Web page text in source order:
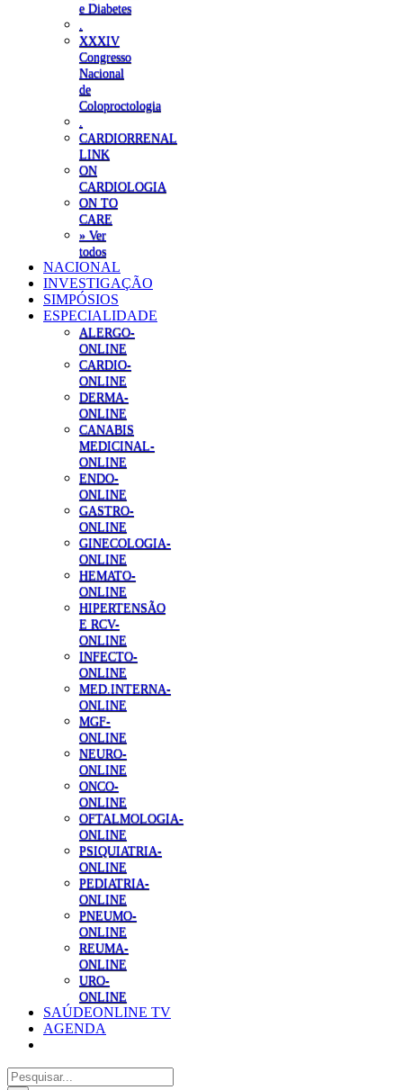
e Diabetes
XXXIV
Congresso
Nacional
de
Coloproctologia
CARDIORRENAL
LINK
ON
CARDIOLOGIA
ON TO
CARE
» Ver
todos
NACIONAL
INVESTIGAÇÃO
SIMPÓSIOS
ESPECIALIDADE
ALERGO-
ONLINE
CARDIO-
ONLINE
DERMA-
ONLINE
CANABIS
MEDICINAL-
ONLINE
ENDO-
ONLINE
GASTRO-
ONLINE
GINECOLOGIA-
ONLINE
HEMATO-
ONLINE
HIPERTENSÃO
E RCV-
ONLINE
INFECTO-
ONLINE
MED.INTERNA-
ONLINE
MGF-
ONLINE
NEURO-
ONLINE
ONCO-
ONLINE
OFTALMOLOGIA-
ONLINE
PSIQUIATRIA-
ONLINE
PEDIATRIA-
ONLINE
PNEUMO-
ONLINE
REUMA-
ONLINE
URO-
ONLINE
SAÚDEONLINE TV
AGENDA
Pesquisar